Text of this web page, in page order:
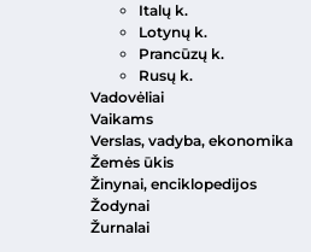
Italų k.
Lotynų k.
Prancūzų k.
Rusų k.
Vadovėliai
Vaikams
Verslas, vadyba, ekonomika
Žemės ūkis
Žinynai, enciklopedijos
Žodynai
Žurnalai